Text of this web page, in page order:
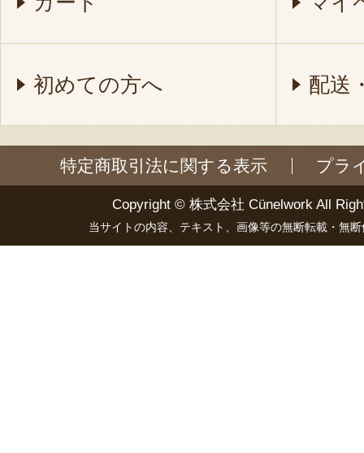
初めての方へ 配送
特定商取引法に関する表示 プラ
Copyright © 株式会社 Cünelwork All
当サイトの内容、テキスト、画像等の無断転載・無